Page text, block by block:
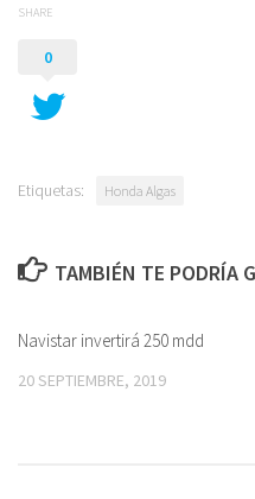
SHARE
0
Etiquetas: Honda Algas
TAMBIÉN TE PODRÍA
Navistar invertirá 250 mdd
20 SEPTIEMBRE, 2019